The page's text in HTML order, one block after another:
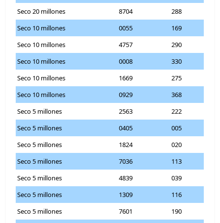
Seco 20 millones
8704
288
Seco 10 millones
0055
169
Seco 10 millones
4757
290
Seco 10 millones
0008
330
Seco 10 millones
1669
275
Seco 10 millones
0929
368
Seco 5 millones
2563
222
Seco 5 millones
0405
005
Seco 5 millones
1824
020
Seco 5 millones
7036
113
Seco 5 millones
4839
039
Seco 5 millones
1309
116
Seco 5 millones
7601
190